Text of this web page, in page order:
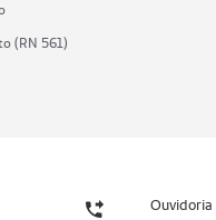
(RN 561)
Ouvidoria